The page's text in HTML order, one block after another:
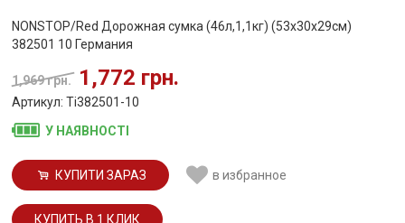
NONSTOP/Red Дорожная сумка (46л,1,1кг) (53x30x29см)
382501 10 Германия
1,969 грн. 1,772 грн.
Артикул: Ti382501-10
У НАЯВНОСТІ
КУПИТИ ЗАРАЗ в избранное